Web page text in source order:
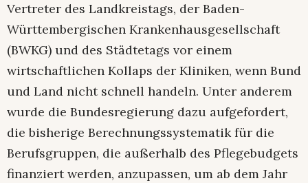
Vertreter des Landkreistags, der Baden-
Württembergischen Krankenhausgesellschaft
(BWKG) und des Städtetags vor einem
wirtschaftlichen Kollaps der Kliniken, wenn Bund
und Land nicht schnell handeln. Unter anderem
wurde die Bundesregierung dazu aufgefordert,
die bisherige Berechnungssystematik für die
Berufsgruppen, die außerhalb des Pflegebudgets
finanziert werden, anzupassen, um ab dem Jahr